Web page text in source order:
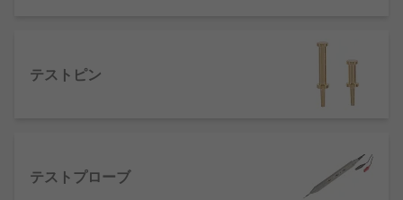
‐電気計器と端子線また
はテストリードを接続するためのコネクタで
ワニ口クリップ
‐ワニの口のように挟み込む構
造をしています。端子やリード線を挟んで簡
テストピン
テストプローブ